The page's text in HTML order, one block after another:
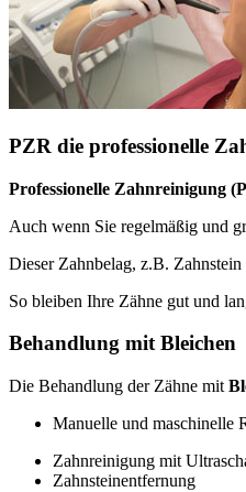
PZR die professionelle
Professionelle Zahnreinigung
Auch wenn Sie regelmäßig und
Dieser Zahnbelag, z.B.
So bleiben Ihre Zähne gut und
Behandlung mit Bleichen
Die Behandlung der Zähne mit
Manuelle und maschinelle
Zahnreinigung mit
Zahnsteinentfernung